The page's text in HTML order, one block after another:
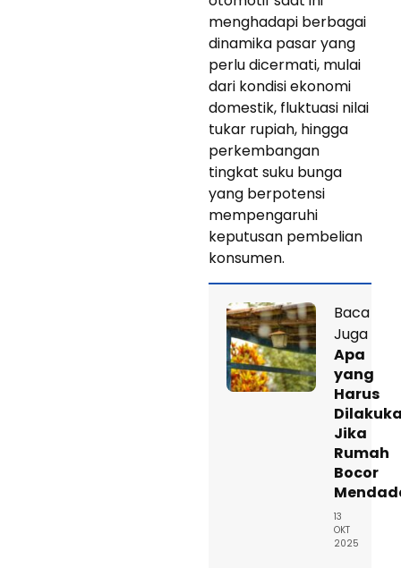
menghadapi berbagai
dinamika pasar yang
perlu dicermati, mulai
dari kondisi ekonomi
domestik, fluktuasi nilai
tukar rupiah, hingga
perkembangan
tingkat suku bunga
yang berpotensi
mempengaruhi
keputusan pembelian
konsumen.
Baca
Juga
Apa
yang
Harus
Jika
Rumah
Bocor
13
OKT
2025